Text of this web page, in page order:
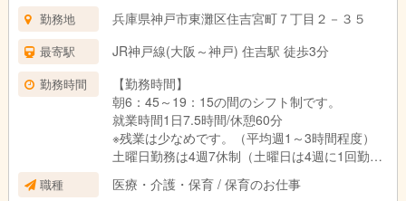
勤務地 兵庫県神戸市東灘区住吉宮町７丁目２－３５
最寄駅 JR神戸線(大阪～神戸) 住吉駅 徒歩3分
勤務時間
【勤務時間】
朝6：45～19：15の間のシフト制です。
就業時間1日7.5時間/休憩60分
※残業は少なめです。（平均週1～3時間程度）
土曜日勤務は4週7休制（土曜日は4週に1回勤務
になります）
職種
医療・介護・保育 / 保育のお仕事